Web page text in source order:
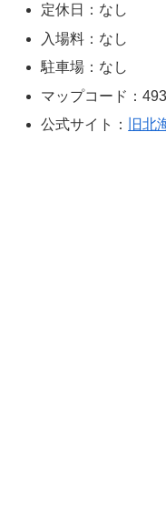
定休日：なし
入場料：なし
駐車場：なし
マップコード：
公式サイト：
旧北